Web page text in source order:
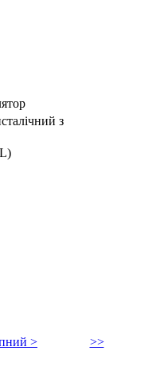
з
> >>